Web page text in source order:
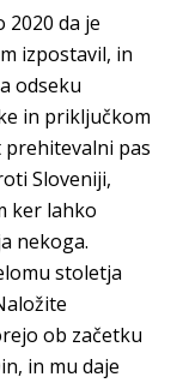
da je
izpostavil, in
odseku
in priključkom
prehitevalni pas
Sloveniji,
ker lahko
nekoga.
stoletja
ob začetku
in mu daje